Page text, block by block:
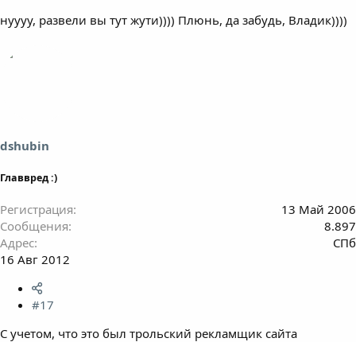
нуууу, развели вы тут жути)))) Плюнь, да забудь, Владик))))
dshubin
Главвред :)
Регистрация
13 Май 2006
Сообщения
8.897
Адрес
СПб
16 Авг 2012
#17
С учетом, что это был трольский рекламщик сайта